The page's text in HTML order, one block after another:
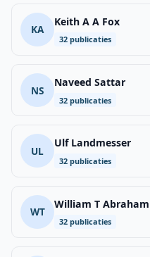
KA
Keith A A Fox
32 publicaties
NS
Naveed Sattar
32 publicaties
UL
Ulf Landmesser
32 publicaties
WT
William T Abraham
32 publicaties